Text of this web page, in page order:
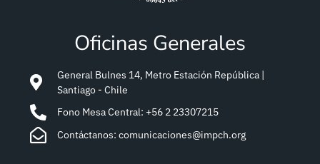
Contáctanos: comunicaciones@impch.org
Nombre
E-mail